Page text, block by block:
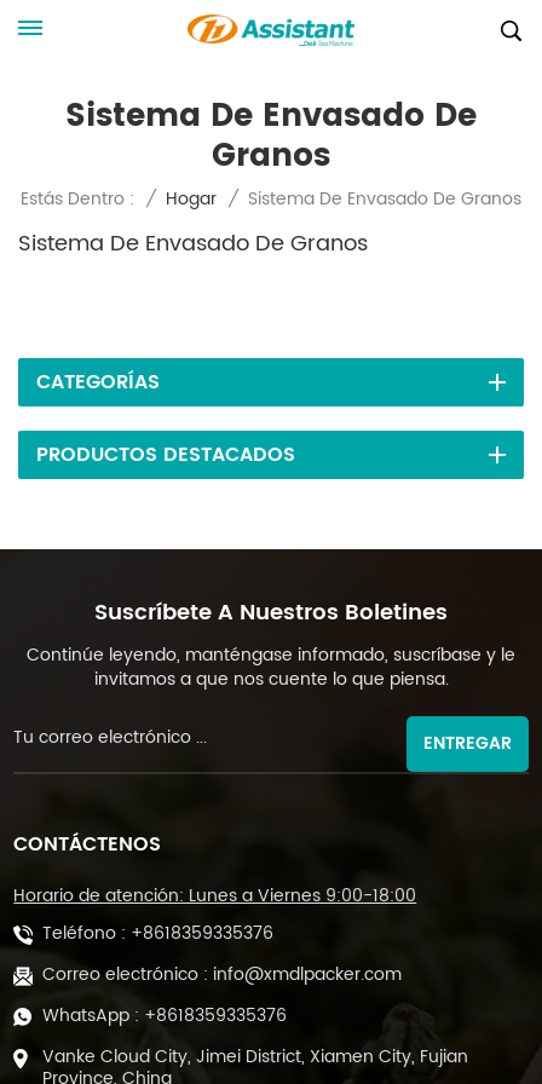
Sistema De Envasado De
Granos
Estás Dentro : / Hogar / Sistema De Envasado De Granos
Sistema De Envasado De Granos
CATEGORÍAS
PRODUCTOS DESTACADOS
Suscríbete A Nuestros Boletines
Continúe leyendo, manténgase informado, suscríbase y le
invitamos a que nos cuente lo que piensa.
ENTREGAR
CONTÁCTENOS
Horario de atención: Lunes a Viernes 9:00-18:00
Teléfono : +8618359335376
Correo electrónico : info@xmdlpacker.com
WhatsApp : +8618359335376
Vanke Cloud City, Jimei District, Xiamen City, Fujian